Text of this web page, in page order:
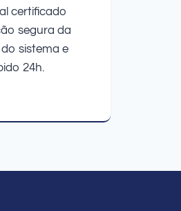
certificado
segura da
sistema e
24h.